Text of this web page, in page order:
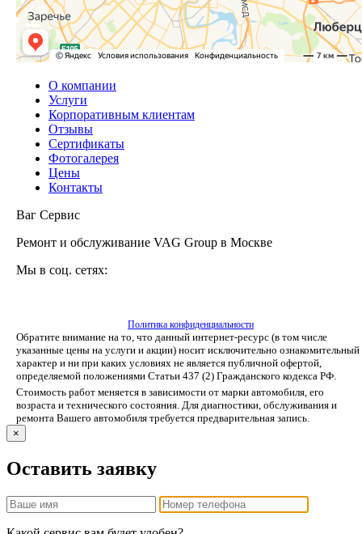
О компании
Услуги
Корпоративным клиентам
Отзывы
Сертификаты
Фотогалерея
Цены
Контакты
Ваг Сервис
Ремонт и обслуживание VAG Group в Москве
Мы в соц. сетях:
Политика конфиденциальности
Обратите внимание на то, что данный интернет-ресурс (в том числе
указанные цены на услуги и акции) носит исключительно ознакомительный
характер и ни при каких условиях не является публичной офертой,
определяемой положениями Статьи 437 (2) Гражданского кодекса РФ.
Стоимость работ меняется в зависимости от марки автомобиля, его
возраста и технического состояния. Для диагностики, обслуживания и
ремонта Вашего автомобиля требуется предварительная запись.
×
Оставить заявку